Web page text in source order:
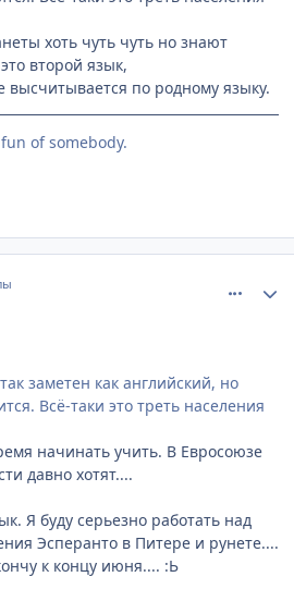
хоть чуть чуть но знают
второй язык,
высчитывается по родному языку.
of somebody.
заметен как английский, но
Всё-таки это треть населения
начинать учить. В Евросоюзе
давно хотят....
Я буду серьезно работать над
Эсперанто в Питере и рунете....
к концу июня.... :Ь